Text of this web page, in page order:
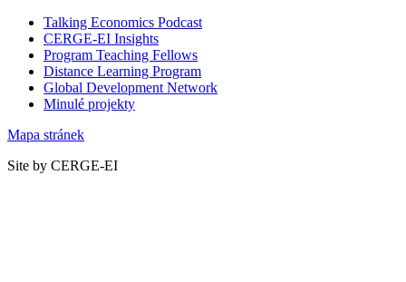
Talking Economics Podcast
CERGE-EI Insights
Program Teaching Fellows
Distance Learning Program
Global Development Network
Minulé projekty
Mapa stránek
Site by CERGE-EI